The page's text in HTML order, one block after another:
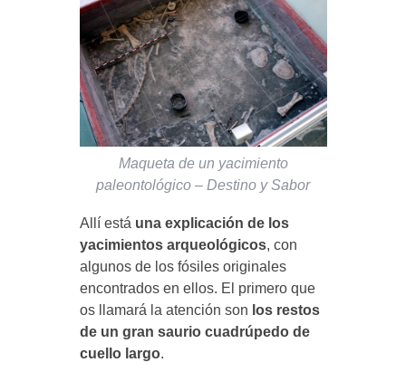
Maqueta de un yacimiento
paleontológico – Destino y Sabor
Allí está una explicación de los
yacimientos arqueológicos, con
algunos de los fósiles originales
encontrados en ellos. El primero que
os llamará la atención son los restos
de un gran saurio cuadrúpedo de
cuello largo.